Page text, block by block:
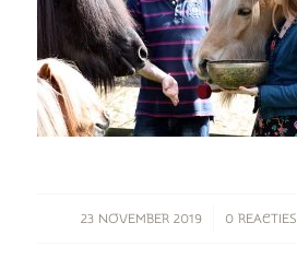
23 NOVEMBER 2019
/ 0 REACTIES
/